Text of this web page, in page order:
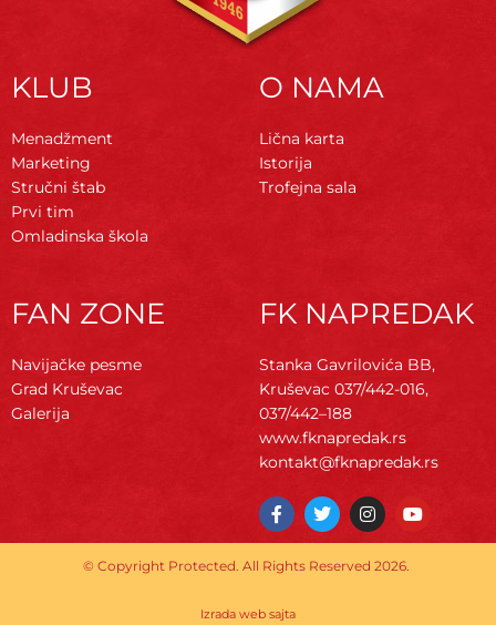
KLUB
Menadžment
Marketing
Stručni štab
Prvi tim
Omladinska škola
O NAMA
Lična karta
Istorija
Trofejna sala
FAN ZONE
Navijačke pesme
Grad Kruševac
Galerija
FK NAPREDAK
Stanka Gavrilovića BB,
Kruševac 037/442-016,
037/442–188
www.fknapredak.rs
kontakt@fknapredak.rs
F
a
c
e
b
o
T
w
i
t
t
I
n
s
t
a
Y
o
u
© Copyright Protected. All Rights Reserved 2026.
Izrada web sajta